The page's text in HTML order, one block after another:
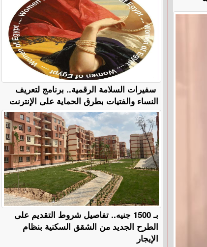
سفيرات السلامة الرقمية.. برنامج لتعريف
النساء والفتيات بطرق الحماية على الإنترنت
بـ 1500 جنيه.. تفاصيل شروط التقديم على
الطرح الجديد من الشقق السكنية بنظام
الإيجار